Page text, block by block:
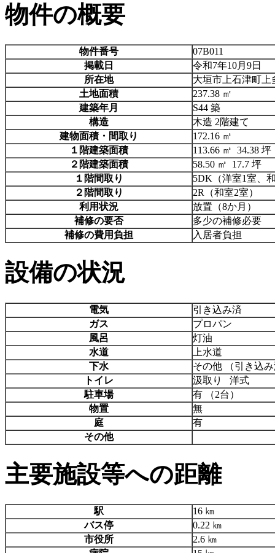
物件の概要
物件番号
07B011
掲載日
令和7年10月9日
所在地
大垣市上石津町上
土地面積
237.38 ㎡
建築年月
S44 築
構造
木造 2階建て
建物面積・間取り
172.16 ㎡
１階建築面積
113.66 ㎡ 34.38 坪
２階建築面積
58.50 ㎡ 17.7 坪
１階間取り
5DK（洋室1室、
２階間取り
2R（和室2室）
利用状況
放置（8か月）
補修の要否
多少の補修必要
補修の費用負担
入居者負担
設備の状況
電気
引き込み済
ガス
プロパン
風呂
灯油
水道
上水道
下水
その他 （引き込
トイレ
汲取り 洋式
駐車場
有 （2台）
物置
無
庭
有
その他
主要施設等への距離
駅
16 ㎞
バス停
0.22 ㎞
市役所
2.6 ㎞